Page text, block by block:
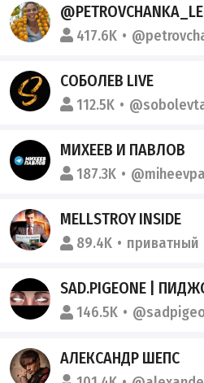
417.6K
СОБОЛЕВ LIVE
112.5K
МИХЕЕВ И ПАВЛОВ
187.3K
MELLSTROY INSIDE
89.4K приватный
SAD.PIGEONE |
146.5K
АЛЕКСАНДР ШЕПС